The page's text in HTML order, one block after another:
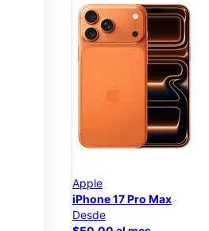
Apple
iPhone 17 Pro Max
Desde